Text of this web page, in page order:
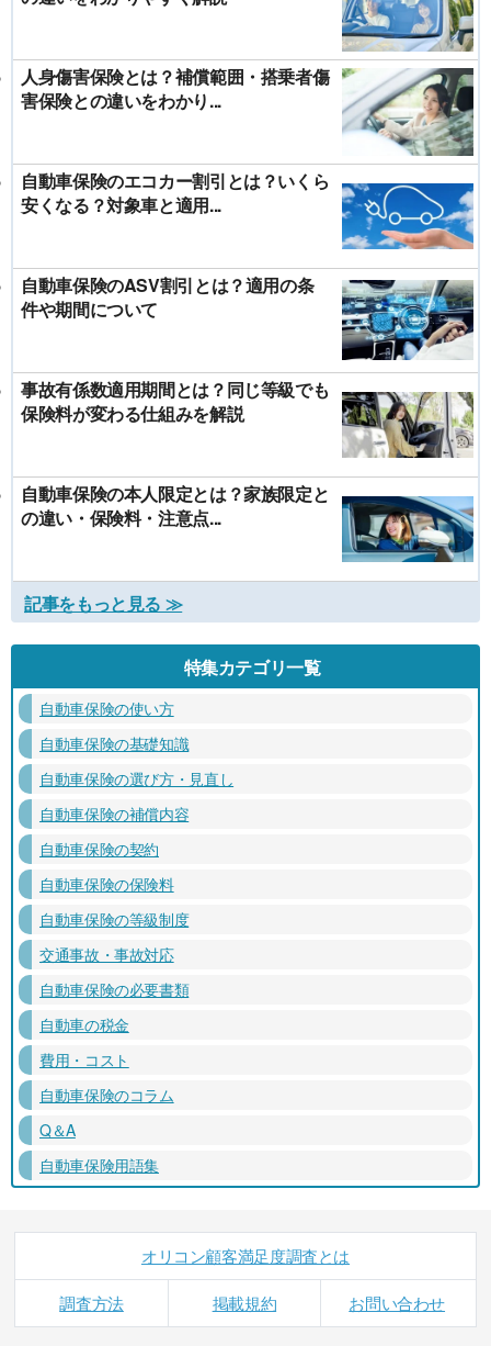
人身傷害保険とは？補償範囲・搭乗者傷
害保険との違いをわかり...
自動車保険のエコカー割引とは？いくら
安くなる？対象車と適用...
自動車保険のASV割引とは？適用の条
件や期間について
事故有係数適用期間とは？同じ等級でも
保険料が変わる仕組みを解説
自動車保険の本人限定とは？家族限定と
の違い・保険料・注意点...
記事をもっと見る ≫
特集カテゴリ一覧
自動車保険の使い方
自動車保険の基礎知識
自動車保険の選び方・見直し
自動車保険の補償内容
自動車保険の契約
自動車保険の保険料
自動車保険の等級制度
交通事故・事故対応
自動車保険の必要書類
自動車の税金
費用・コスト
自動車保険のコラム
Q＆A
自動車保険用語集
オリコン顧客満足度調査とは
調査方法 掲載規約 お問い合わせ